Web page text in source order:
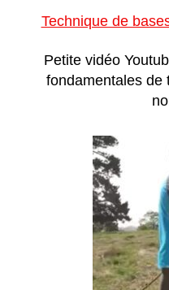
Technique de
Petite vidéo
fondamentales de